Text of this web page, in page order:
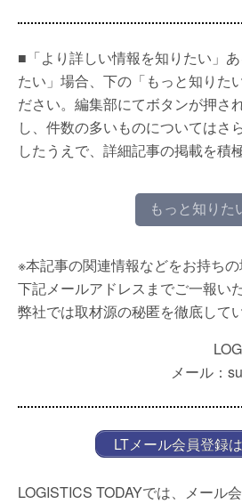
■「より詳しい情報を知りたい」
たい」場合、下の「もっと知りた
ださい。編集部にてボタンが押さ
し、件数の多いものについてはさ
したうえで、詳細記事の掲載を積
もっと知りた
※本記事の関連情報などをお持ち
下記メールアドレスまでご一報い
弊社では取材源の秘匿を徹底してい
メール：
LTメール会員登録
LOGISTICS TODAYでは、メール